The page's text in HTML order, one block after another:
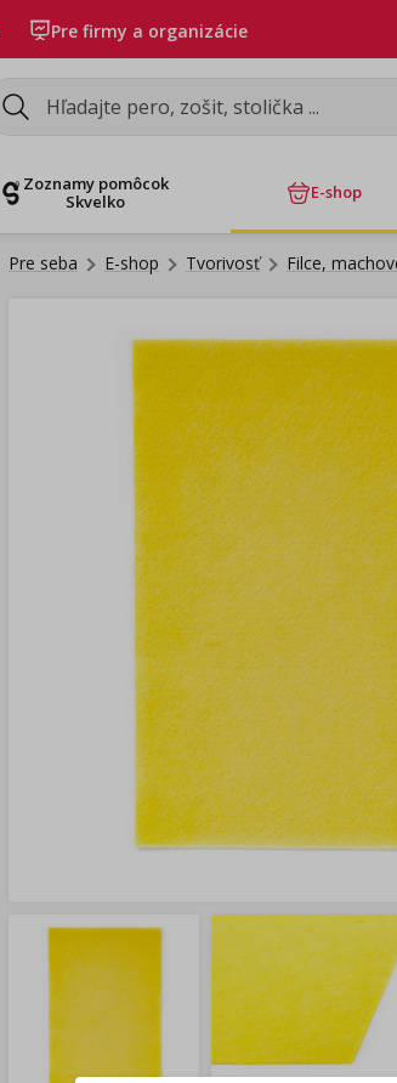
Pre firmy a organizácie
Zoznamy pomôcok
Skvelko
E-shop
Pre seba E-shop Tvorivosť Filce,